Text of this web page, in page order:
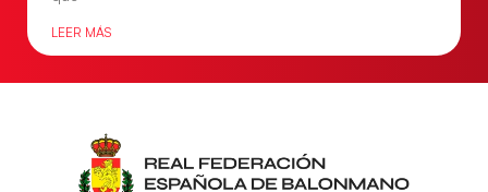
LEER MÁS